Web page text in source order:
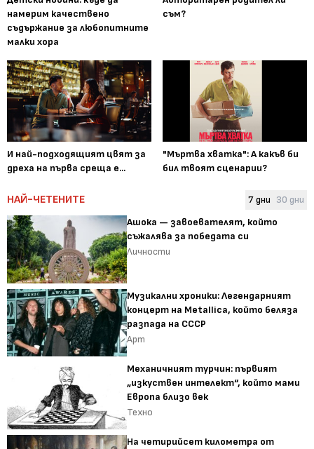
намерим качествено
съдържание за любопитните
малки хора
съм?
И най-подходящият цвят за
дреха на първа среща е...
"Мъртва хватка": А какъв би
бил твоят сценарии?
НАЙ-ЧЕТЕНИТЕ 7 дни 30 дни
Ашока — завоевателят, който
съжалява за победата си
Личности
Музикални хроники: Легендарният
концерт на Metallica, който беляза
разпада на СССР
Арт
Механичният турчин: първият
„изкуствен интелект“, който мами
Европа близо век
Техно
На четирийсет километра от